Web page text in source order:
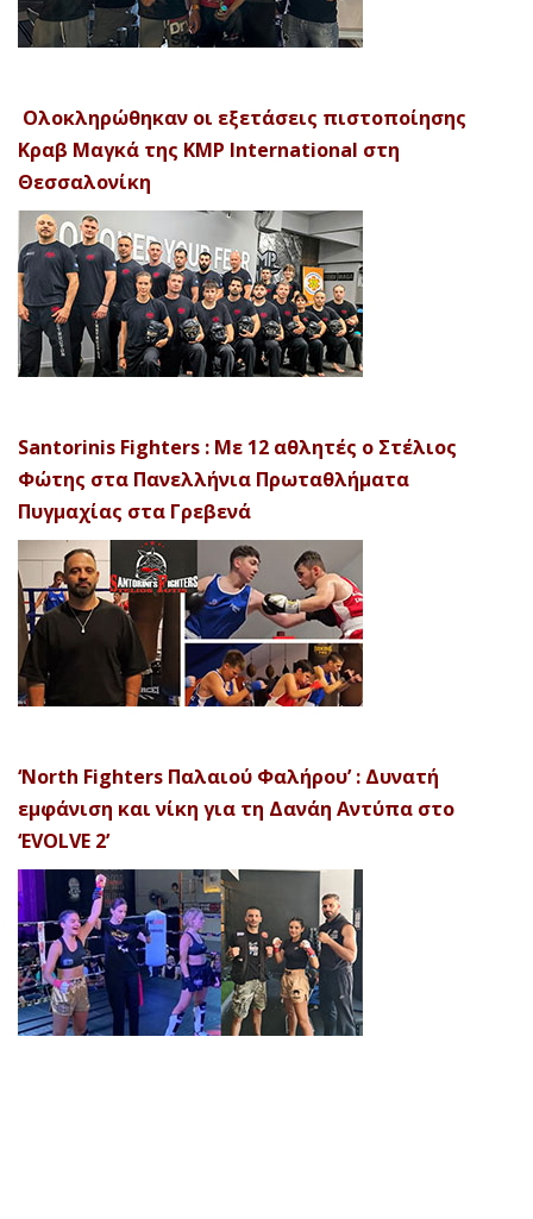
Ολοκληρώθηκαν οι εξετάσεις πιστοποίησης
Κραβ Μαγκά της KMP International στη
Θεσσαλονίκη
Santorinis Fighters : Με 12 αθλητές ο Στέλιος
Φώτης στα Πανελλήνια Πρωταθλήματα
Πυγμαχίας στα Γρεβενά
‘North Fighters Παλαιού Φαλήρου’ : Δυνατή
εμφάνιση και νίκη για τη Δανάη Αντύπα στο
‘EVOLVE 2’